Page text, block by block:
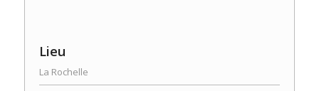
Lieu
La Rochelle